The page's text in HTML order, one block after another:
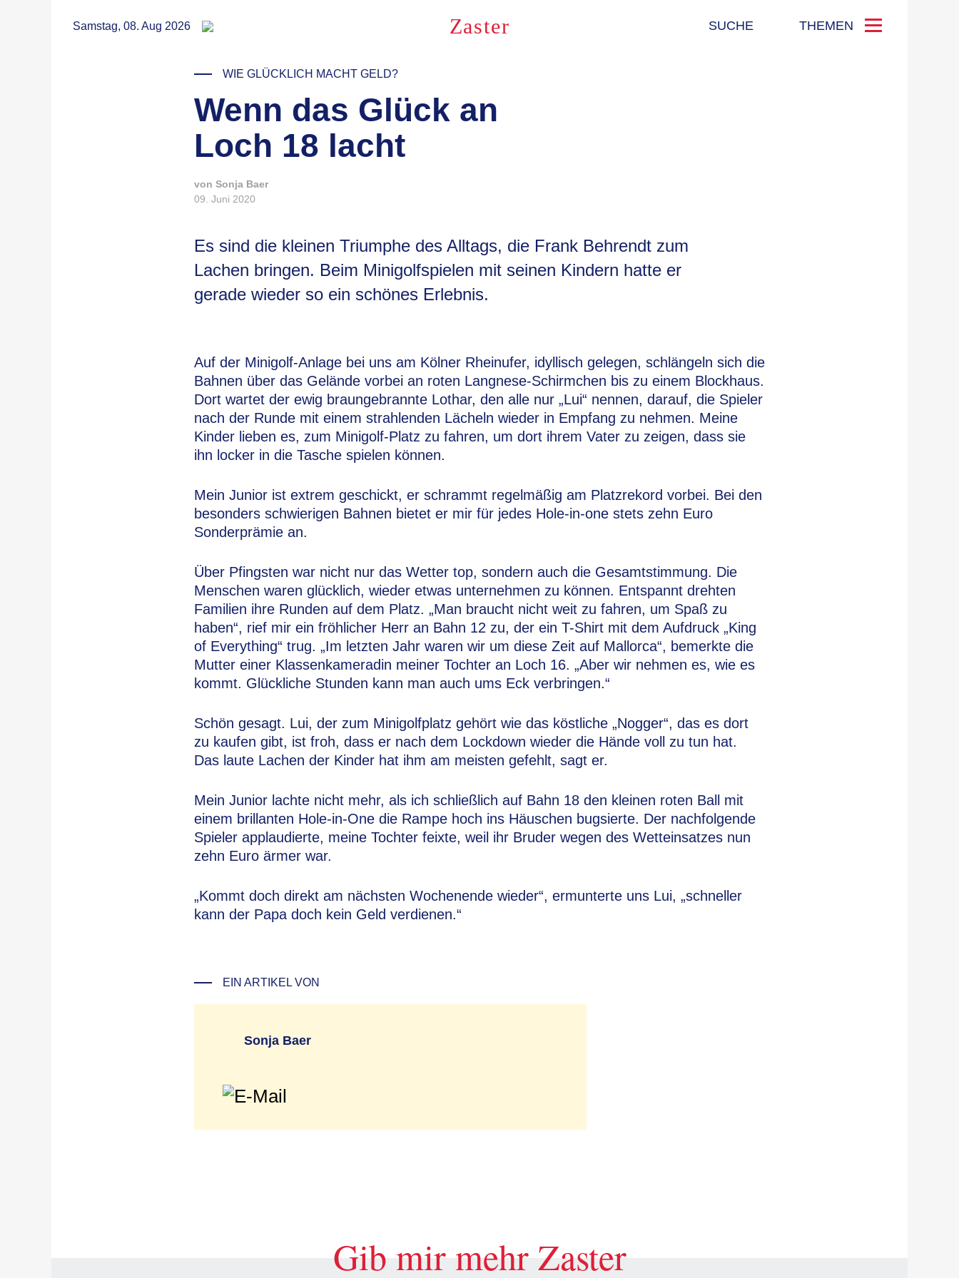
Samstag, 08. Aug 2026 RSS Zaster SUCHE THEMEN
WIE GLÜCKLICH MACHT GELD?
Wenn das Glück an
Loch 18 lacht
von Sonja Baer
09. Juni 2020
Es sind die kleinen Triumphe des Alltags, die Frank Behrendt zum
Lachen bringen. Beim Minigolfspielen mit seinen Kindern hatte er
gerade wieder so ein schönes Erlebnis.
Auf der Minigolf-Anlage bei uns am Kölner Rheinufer, idyllisch gelegen, schlängeln sich die
Bahnen über das Gelände vorbei an roten Langnese-Schirmchen bis zu einem Blockhaus.
Dort wartet der ewig braungebrannte Lothar, den alle nur „Lui“ nennen, darauf, die Spieler
nach der Runde mit einem strahlenden Lächeln wieder in Empfang zu nehmen. Meine
Kinder lieben es, zum Minigolf-Platz zu fahren, um dort ihrem Vater zu zeigen, dass sie
ihn locker in die Tasche spielen können.
Mein Junior ist extrem geschickt, er schrammt regelmäßig am Platzrekord vorbei. Bei den
besonders schwierigen Bahnen bietet er mir für jedes Hole-in-one stets zehn Euro
Sonderprämie an.
Über Pfingsten war nicht nur das Wetter top, sondern auch die Gesamtstimmung. Die
Menschen waren glücklich, wieder etwas unternehmen zu können. Entspannt drehten
Familien ihre Runden auf dem Platz. „Man braucht nicht weit zu fahren, um Spaß zu
haben“, rief mir ein fröhlicher Herr an Bahn 12 zu, der ein T-Shirt mit dem Aufdruck „King
of Everything“ trug. „Im letzten Jahr waren wir um diese Zeit auf Mallorca“, bemerkte die
Mutter einer Klassenkameradin meiner Tochter an Loch 16. „Aber wir nehmen es, wie es
kommt. Glückliche Stunden kann man auch ums Eck verbringen.“
Schön gesagt. Lui, der zum Minigolfplatz gehört wie das köstliche „Nogger“, das es dort
zu kaufen gibt, ist froh, dass er nach dem Lockdown wieder die Hände voll zu tun hat.
Das laute Lachen der Kinder hat ihm am meisten gefehlt, sagt er.
Mein Junior lachte nicht mehr, als ich schließlich auf Bahn 18 den kleinen roten Ball mit
einem brillanten Hole-in-One die Rampe hoch ins Häuschen bugsierte. Der nachfolgende
Spieler applaudierte, meine Tochter feixte, weil ihr Bruder wegen des Wetteinsatzes nun
zehn Euro ärmer war.
„Kommt doch direkt am nächsten Wochenende wieder“, ermunterte uns Lui, „schneller
kann der Papa doch kein Geld verdienen.“
EIN ARTIKEL VON
Sonja Baer
Gib mir mehr Zaster